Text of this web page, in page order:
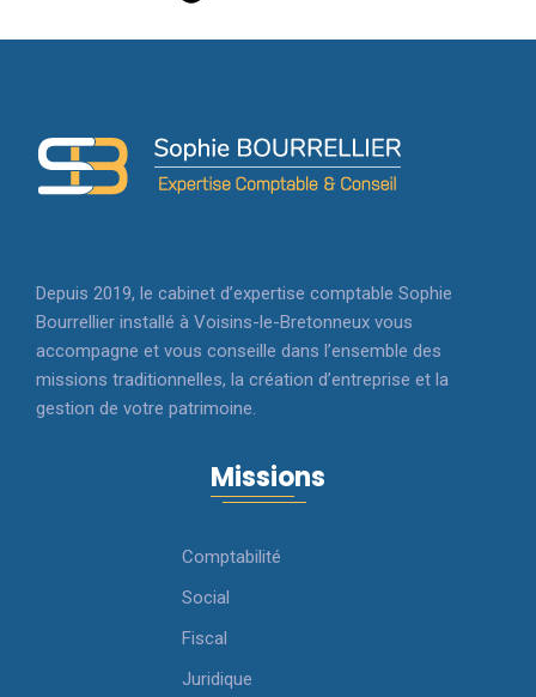
Depuis 2019, le cabinet d’expertise comptable Sophie
Bourrellier installé à Voisins-le-Bretonneux vous
accompagne et vous conseille dans l’ensemble des
missions traditionnelles, la création d’entreprise et la
gestion de votre patrimoine.
Missions
Comptabilité
Social
Fiscal
Juridique